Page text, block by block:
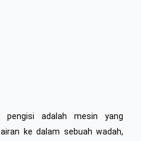
pengisi adalah mesin yang
ke dalam sebuah wadah,